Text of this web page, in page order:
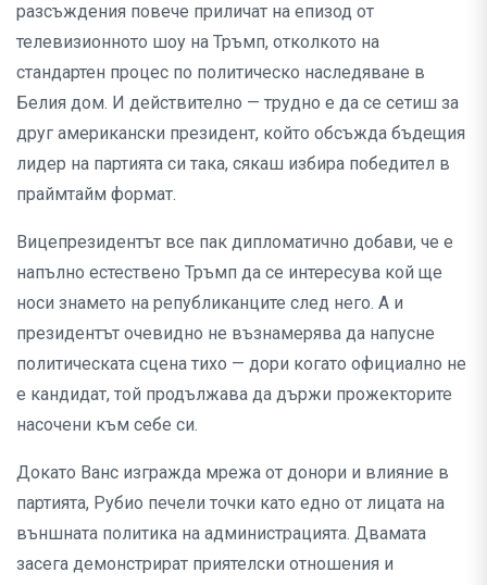
разсъждения повече приличат на епизод от
телевизионното шоу на Тръмп, отколкото на
стандартен процес по политическо наследяване в
Белия дом. И действително — трудно е да се сетиш за
друг американски президент, който обсъжда бъдещия
лидер на партията си така, сякаш избира победител в
праймтайм формат.
Вицепрезидентът все пак дипломатично добави, че е
напълно естествено Тръмп да се интересува кой ще
носи знамето на републиканците след него. А и
президентът очевидно не възнамерява да напусне
политическата сцена тихо — дори когато официално не
е кандидат, той продължава да държи прожекторите
насочени към себе си.
Докато Ванс изгражда мрежа от донори и влияние в
партията, Рубио печели точки като едно от лицата на
външната политика на администрацията. Двамата
засега демонстрират приятелски отношения и